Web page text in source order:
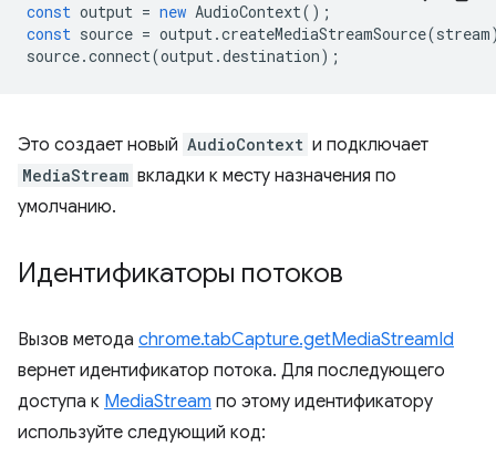
const output = new AudioContext();
const source = output.createMediaStreamSource(stream
source.connect(output.destination);
Это создает новый AudioContext и подключает
MediaStream вкладки к месту назначения по
умолчанию.
Идентификаторы потоков
Вызов метода chrome.tabCapture.getMediaStreamId
вернет идентификатор потока. Для последующего
доступа к MediaStream по этому идентификатору
используйте следующий код: